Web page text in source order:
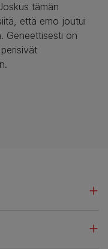
tämän
että emo joutui
Geneettisesti on